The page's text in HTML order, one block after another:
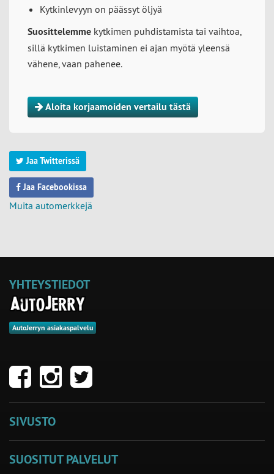
Kytkinlevyyn on päässyt öljyä
Suosittelemme kytkimen puhdistamista tai vaihtoa,
sillä kytkimen luistaminen ei ajan myötä yleensä
vähene, vaan pahenee.
Aloita korjaamoiden vertailu tästä
Jaa Twitterissä
Jaa Facebookissa
Muita automerkkejä
YHTEYSTIEDOT
AutoJerryn asiakaspalvelu
SIVUSTO
SUOSITUT PALVELUT